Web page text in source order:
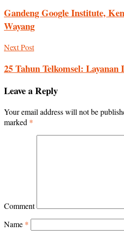
Gandeng Google Institute,
Wayang
Next Post
25 Tahun Telkomsel:
Leave a Reply
Your email address will not be
marked *
Comment
Name *